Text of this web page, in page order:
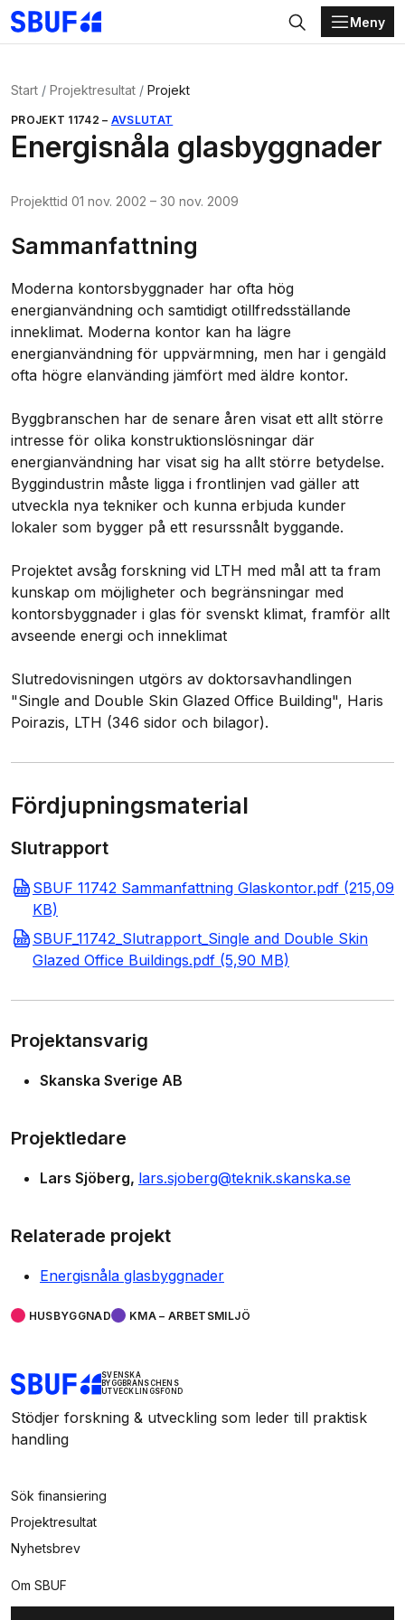
Gå direkt till huvudinnehållet
Sök
Meny
Start Projektresultat Projekt
PROJEKT 11742 – AVSLUTAT
Energisnåla glasbyggnader
Projekttid 01 nov. 2002 – 30 nov. 2009
Sammanfattning
Moderna kontorsbyggnader har ofta hög
energianvändning och samtidigt otillfredsställande
inneklimat. Moderna kontor kan ha lägre
energianvändning för uppvärmning, men har i gengäld
ofta högre elanvänding jämfört med äldre kontor.
Byggbranschen har de senare åren visat ett allt större
intresse för olika konstruktionslösningar där
energianvändning har visat sig ha allt större betydelse.
Byggindustrin måste ligga i frontlinjen vad gäller att
utveckla nya tekniker och kunna erbjuda kunder
lokaler som bygger på ett resurssnålt byggande.
Projektet avsåg forskning vid LTH med mål att ta fram
kunskap om möjligheter och begränsningar med
kontorsbyggnader i glas för svenskt klimat, framför allt
avseende energi och inneklimat
Slutredovisningen utgörs av doktorsavhandlingen
"Single and Double Skin Glazed Office Building", Haris
Poirazis, LTH (346 sidor och bilagor).
Fördjupningsmaterial
Slutrapport
SBUF 11742 Sammanfattning Glaskontor.pdf (215,09
KB)
SBUF_11742_Slutrapport_Single and Double Skin
Glazed Office Buildings.pdf (5,90 MB)
Projektansvarig
Skanska Sverige AB
Projektledare
Lars Sjöberg lars.sjoberg@teknik.skanska.se
Relaterade projekt
Energisnåla glasbyggnader
HUSBYGGNAD KMA – ARBETSMILJÖ
SVENSKA
BYGGBRANSCHENS
UTVECKLINGSFOND
Stödjer forskning & utveckling som leder till praktisk
handling
Sök finansiering
Projektresultat
Nyhetsbrev
Om SBUF
Kontakt